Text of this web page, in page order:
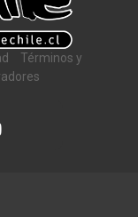
Términos y